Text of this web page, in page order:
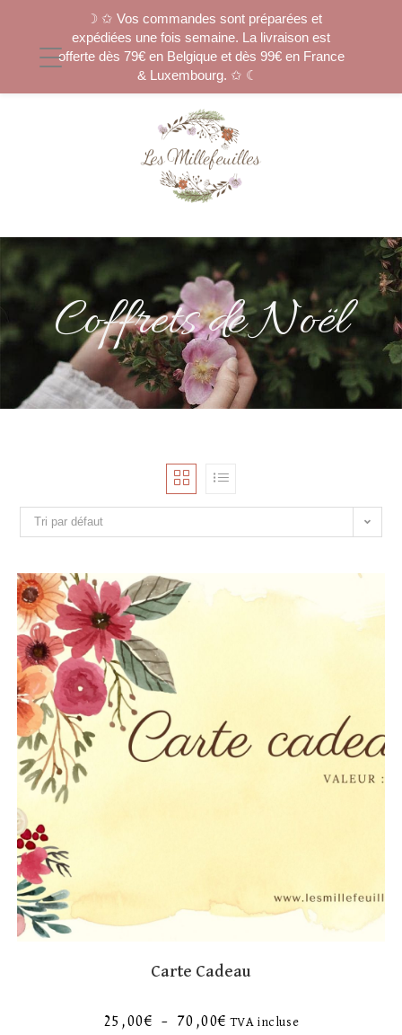
Coffrets de Noël
Tri par défaut
Carte Cadeau
25,00€ – 70,00€ TVA incluse
☽ ✩ Vos commandes sont préparées et
expédiées une fois semaine. La livraison est
offerte dès 79€ en Belgique et dès 99€ en France
& Luxembourg. ✩ ☾